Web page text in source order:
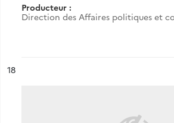
Producteur :
Direction des Affaires politiques et
n°
18